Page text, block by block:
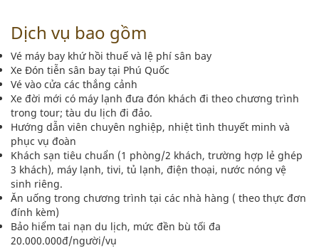
Dịch vụ bao gồm
Vé máy bay khứ hồi thuế và lệ phí sân bay
Xe Đón tiễn sân bay tại Phú Quốc
Vé vào cửa các thắng cảnh
Xe đời mới có máy lạnh đưa đón khách đi theo chương trình
trong tour; tàu du lịch đi đảo.
Hướng dẫn viên chuyên nghiệp, nhiệt tình thuyết minh và
phục vụ đoàn
Khách sạn tiêu chuẩn (1 phòng/2 khách, trường hợp lẻ ghép
3 khách), máy lạnh, tivi, tủ lạnh, điện thoại, nước nóng vệ
sinh riêng.
Ăn uống trong chương trình tại các nhà hàng ( theo thực đơn
đính kèm)
Bảo hiểm tai nạn du lịch, mức đền bù tối đa
20.000.000đ/người/vụ